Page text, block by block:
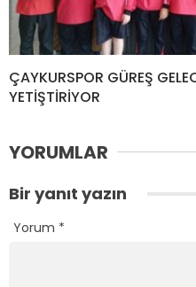
ÇAYKURSPOR GÜREŞ
YETİŞTİRİYOR
YORUMLAR
Bir yanıt yazın
Yorum *